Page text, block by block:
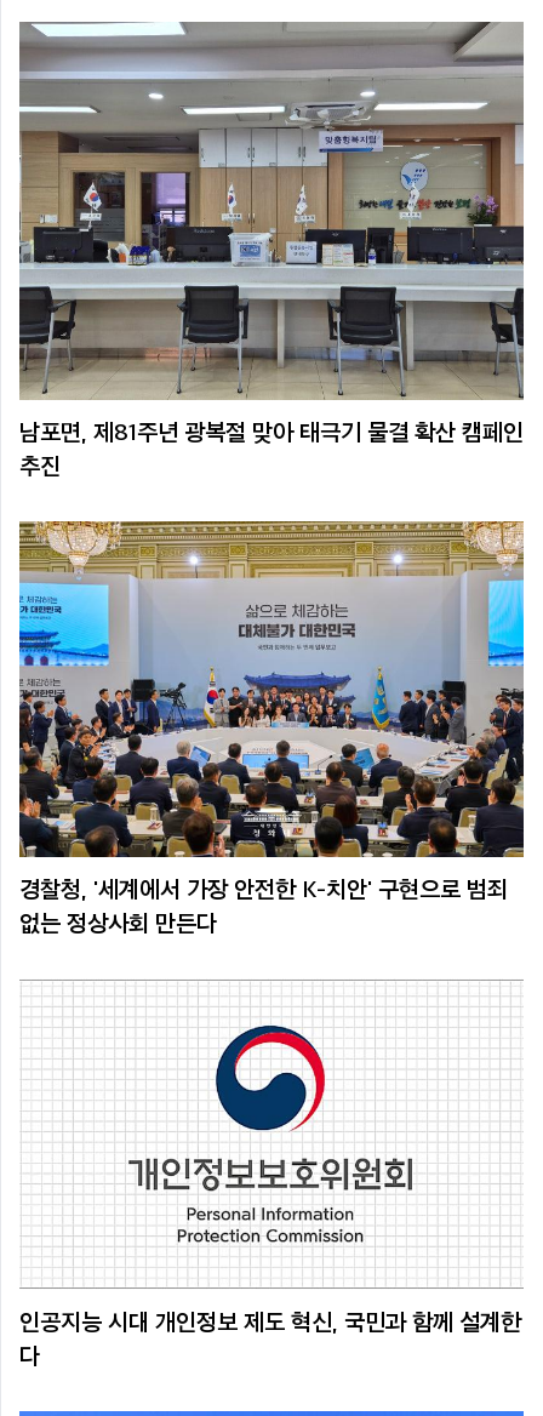
남포면, 제81주년 광복절 맞아 태극기 물결 확산 캠페인
추진
경찰청, '세계에서 가장 안전한 K-치안' 구현으로 범죄
없는 정상사회 만든다
인공지능 시대 개인정보 제도 혁신, 국민과 함께 설계한
다